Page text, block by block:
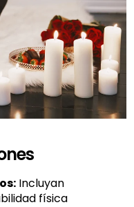
Incluyan
física